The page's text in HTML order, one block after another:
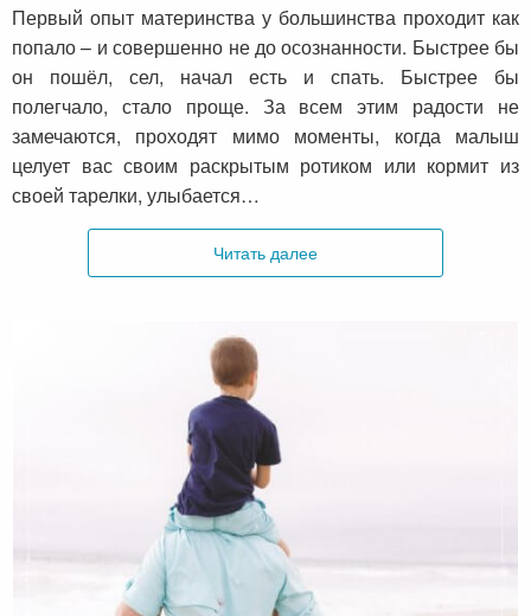
Первый опыт материнства у большинства проходит как
попало – и совершенно не до осознанности. Быстрее бы
он пошёл, сел, начал есть и спать. Быстрее бы
полегчало, стало проще. За всем этим радости не
замечаются, проходят мимо моменты, когда малыш
целует вас своим раскрытым ротиком или кормит из
своей тарелки, улыбается…
Читать далее